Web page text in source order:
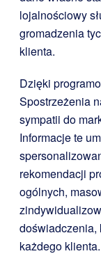
lojalnościowy
gromadzenia
klienta.
Dzięki
Spostrzeżenia
sympatii do
Informacje te
rekomendacji
ogólnych,
doświadczenia,
każdego klienta.